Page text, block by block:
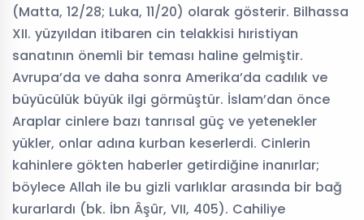
(Matta, 12/28; Luka, 11/20) olarak gösterir. Bilhassa
XII. yüzyıldan itibaren cin telakkisi hıristiyan
sanatının önemli bir teması haline gelmiştir.
Avrupa’da ve daha sonra Amerika’da cadılık ve
büyücülük büyük ilgi görmüştür. İslam’dan önce
Araplar cinlere bazı tanrısal güç ve yetenekler
yükler, onlar adına kurban keserlerdi. Cinlerin
kahinlere gökten haberler getirdiğine inanırlar;
böylece Allah ile bu gizli varlıklar arasında bir bağ
kurarlardı (bk. İbn Âşûr, VII, 405). Cahiliye